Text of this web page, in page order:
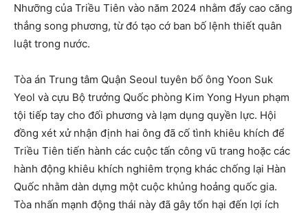
Nhưỡng của Triều Tiên vào năm 2024 nhằm đẩy cao căng
thẳng song phương, từ đó tạo cớ ban bố lệnh thiết quân
luật trong nước.
Tòa án Trung tâm Quận Seoul tuyên bố ông Yoon Suk
Yeol và cựu Bộ trưởng Quốc phòng Kim Yong Hyun phạm
tội tiếp tay cho đối phương và lạm dụng quyền lực. Hội
đồng xét xử nhận định hai ông đã cố tình khiêu khích để
Triều Tiên tiến hành các cuộc tấn công vũ trang hoặc các
hành động khiêu khích nghiêm trọng khác chống lại Hàn
Quốc nhằm dàn dựng một cuộc khủng hoảng quốc gia.
Tòa nhấn mạnh động thái này đã gây tổn hại đến lợi ích